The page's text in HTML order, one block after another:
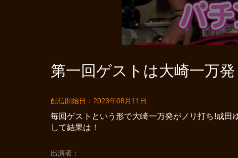
第一回ゲストは大崎一万発
配信開始日：2023年08月11日
毎回ゲストという形で大崎一万発がノリ打ち!成田
して結果は！
出演者